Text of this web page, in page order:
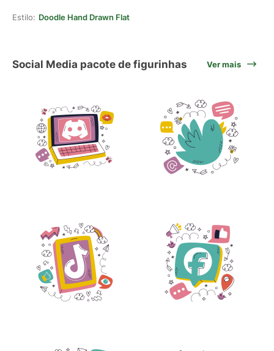
Estilo: Doodle Hand Drawn Flat
Social Media pacote de figurinhas Ver mais